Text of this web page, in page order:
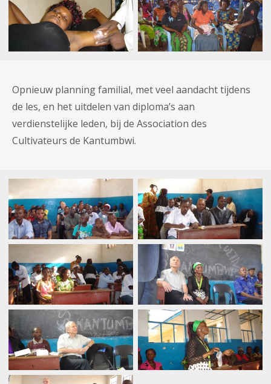
Opnieuw planning familial, met veel aandacht tijdens
de les, en het uitdelen van diploma’s aan
verdienstelijke leden, bij de Association des
Cultivateurs de Kantumbwi.